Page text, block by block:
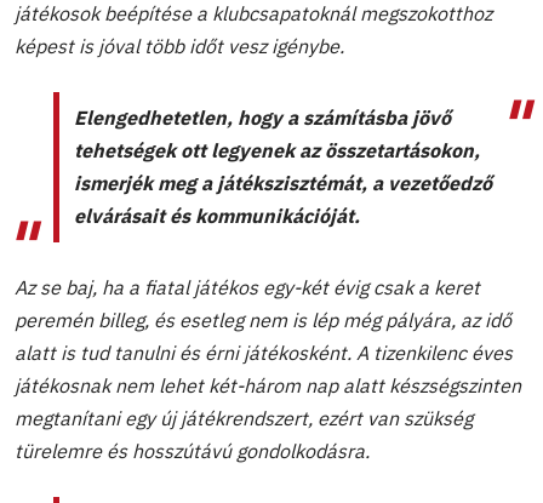
játékosok beépítése a klubcsapatoknál megszokotthoz
képest is jóval több időt vesz igénybe.
Elengedhetetlen, hogy a számításba jövő
tehetségek ott legyenek az összetartásokon,
ismerjék meg a játékszisztémát, a vezetőedző
elvárásait és kommunikációját.
Az se baj, ha a fiatal játékos egy-két évig csak a keret
peremén billeg, és esetleg nem is lép még pályára, az idő
alatt is tud tanulni és érni játékosként. A tizenkilenc éves
játékosnak nem lehet két-három nap alatt készségszinten
megtanítani egy új játékrendszert, ezért van szükség
türelemre és hosszútávú gondolkodásra.